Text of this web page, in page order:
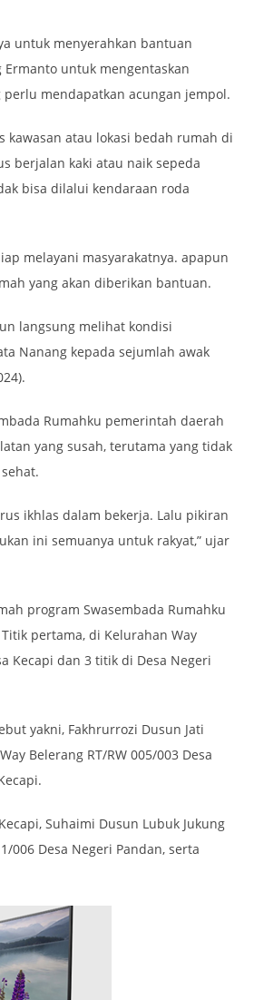
untuk menyerahkan bantuan
untuk mengentaskan
mendapatkan acungan jempol.
kawasan atau lokasi bedah rumah di
berjalan kaki atau naik sepeda
bisa dilalui kendaraan roda
melayani masyarakatnya. apapun
yang akan diberikan bantuan.
langsung melihat kondisi
Nanang kepada sejumlah awak
Rumahku pemerintah daerah
yang susah, terutama yang tidak
ikhlas dalam bekerja. Lalu pikiran
ini semuanya untuk rakyat,” ujar
program Swasembada Rumahku
pertama, di Kelurahan Way
Kecapi dan 3 titik di Desa Negeri
yakni, Fakhrurrozi Dusun Jati
Belerang RT/RW 005/003 Desa
Suhaimi Dusun Lubuk Jukung
006 Desa Negeri Pandan, serta